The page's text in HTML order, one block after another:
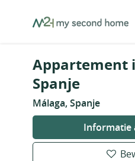
MySecondHome
Appartement
Spanje
Málaga, Spanje
Informatie